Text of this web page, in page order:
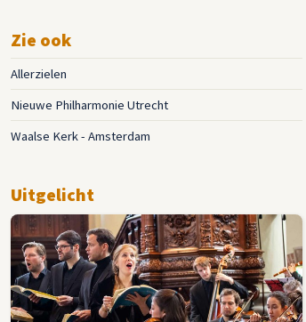
Zie ook
Allerzielen
Nieuwe Philharmonie Utrecht
Waalse Kerk - Amsterdam
Uitgelicht